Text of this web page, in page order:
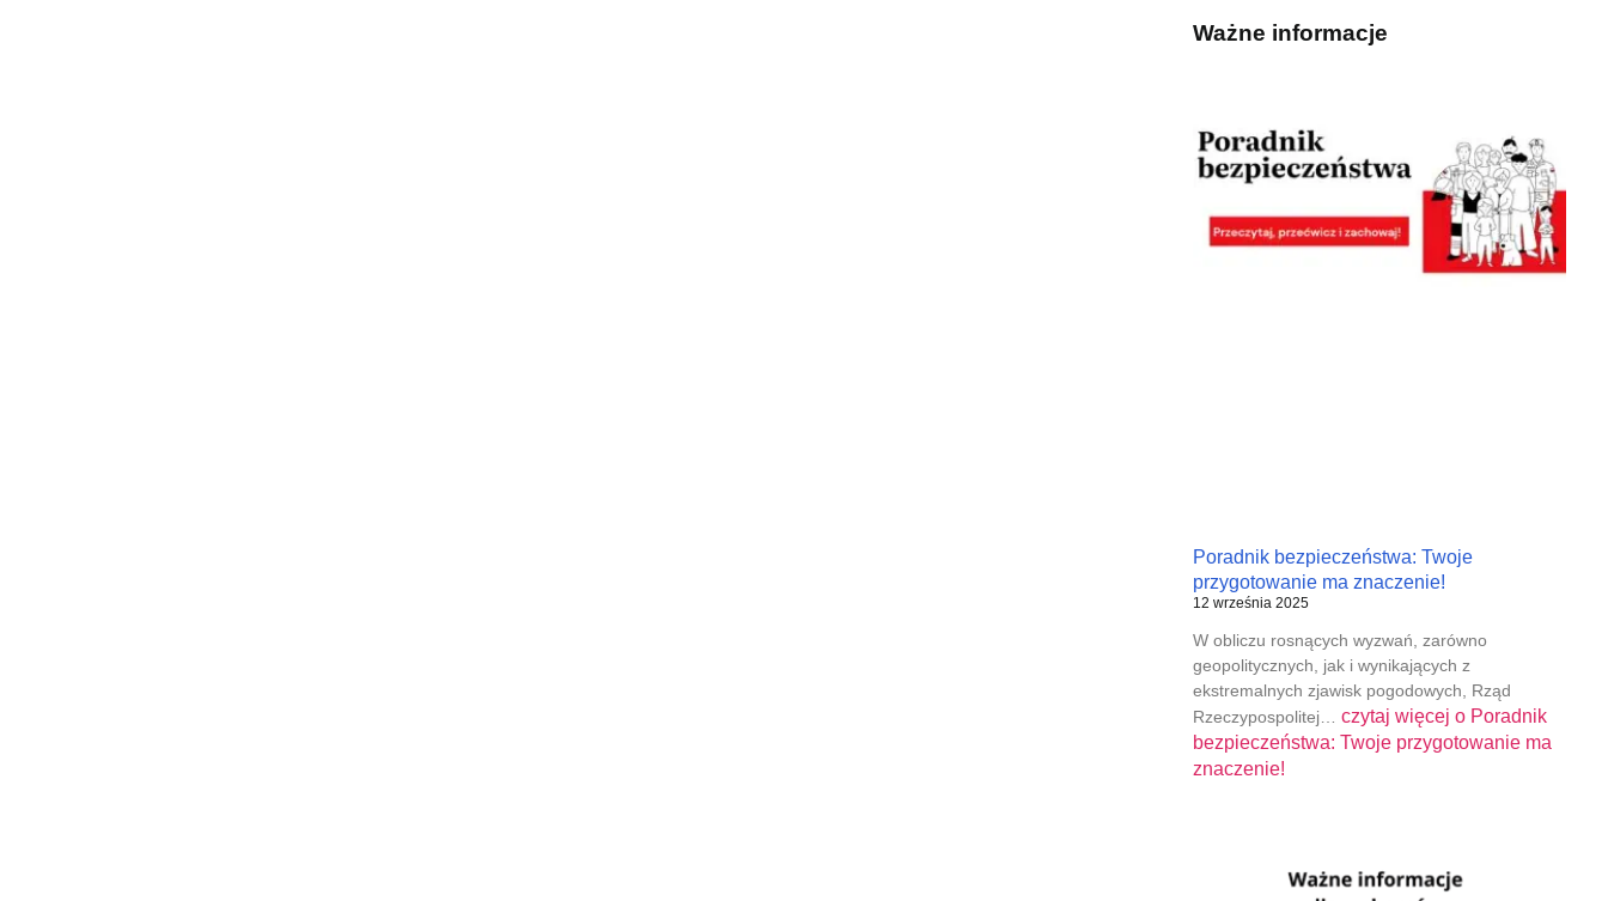
Ważne informacje
Poradnik bezpieczeństwa: Twoje
przygotowanie ma znaczenie!
12 września 2025
W obliczu rosnących wyzwań, zarówno
geopolitycznych, jak i wynikających z
ekstremalnych zjawisk pogodowych, Rząd
Rzeczypospolitej… czytaj więcej oPoradnik
bezpieczeństwa: Twoje przygotowanie ma
znaczenie!